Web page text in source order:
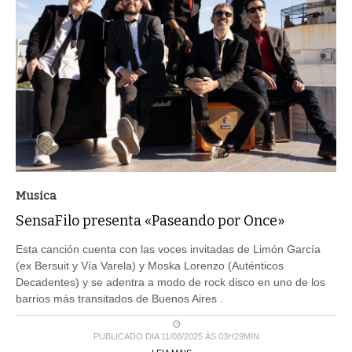
SensaFilo presenta «Paseando por Once»
Esta canción cuenta con las voces invitadas de Limón García
(ex Bersuit y Vía Varela) y Moska Lorenzo (Auténticos
Decadentes) y se adentra a modo de rock disco en uno de los
barrios más transitados de Buenos Aires .
PUBLICADO DIA 11/08/2025 ÀS 03H29MIN
LEIA MAIS ...